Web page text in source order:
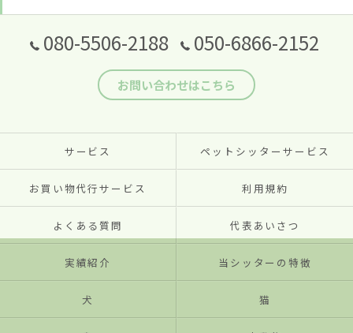
080-5506-2188 050-6866-2152
お問い合わせはこちら
サービス ペットシッターサービス
お買い物代行サービス 利用規約
よくある質問 代表あいさつ
実績紹介 当シッターの特徴
犬 猫